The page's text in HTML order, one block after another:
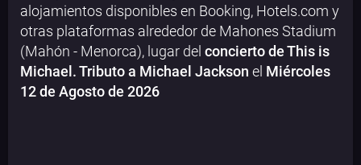
alojamientos disponibles en Booking, Hotels.com y
otras plataformas alrededor de Mahones Stadium
(Mahón - Menorca), lugar del concierto de This is
Michael. Tributo a Michael Jackson el Miércoles
12 de Agosto de 2026